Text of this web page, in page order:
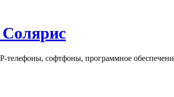
телефоны, софтфоны, программное